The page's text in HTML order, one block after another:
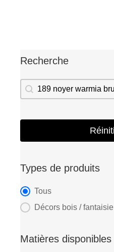
Recherche
Recherche
Recherche
Types de produits
Types de produits
Tous
Décors bois / fantaisie
Matières disponibles